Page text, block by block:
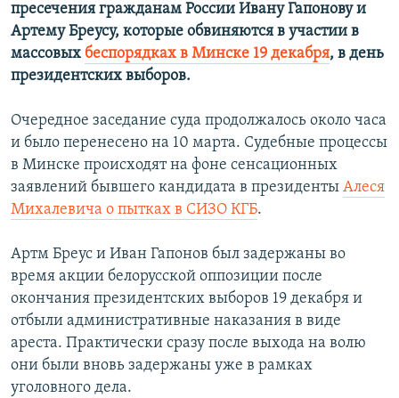
пресечения гражданам России Ивану Гапонову и
Артему Бреусу, которые обвиняются в участии в
массовых беспорядках в Минске 19 декабря, в день
президентских выборов.
Очередное заседание суда продолжалось около часа
и было перенесено на 10 марта. Судебные процессы
в Минске происходят на фоне сенсационных
заявлений бывшего кандидата в президенты Алеся
Михалевича о пытках в СИЗО КГБ.
Артм Бреус и Иван Гапонов был задержаны во
время акции белорусской оппозиции после
окончания президентских выборов 19 декабря и
отбыли административные наказания в виде
ареста. Практически сразу после выхода на волю
они были вновь задержаны уже в рамках
уголовного дела.